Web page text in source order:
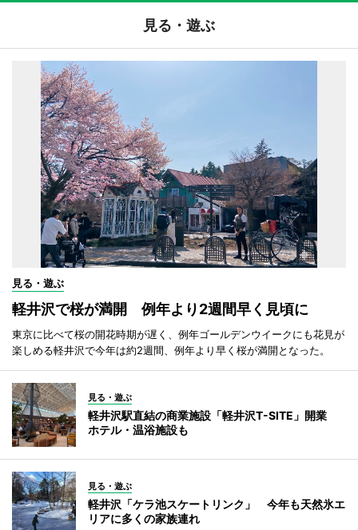
見る・遊ぶ
見る・遊ぶ
軽井沢で桜が満開 例年より2週間早く見頃に
東京に比べて桜の開花時期が遅く、例年ゴールデンウイークにも花見が
楽しめる軽井沢で今年は約2週間、例年より早く桜が満開となった。
見る・遊ぶ
軽井沢駅直結の商業施設「軽井沢T-SITE」開業
ホテル・温浴施設も
見る・遊ぶ
軽井沢「ケラ池スケートリンク」 今年も天然氷エ
リアに多くの家族連れ